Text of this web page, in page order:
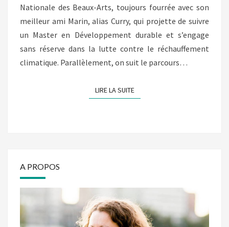
Nationale des Beaux-Arts, toujours fourrée avec son
meilleur ami Marin, alias Curry, qui projette de suivre
un Master en Développement durable et s’engage
sans réserve dans la lutte contre le réchauffement
climatique. Parallèlement, on suit le parcours…
LIRE LA SUITELIRE LA SUITE
A PROPOS